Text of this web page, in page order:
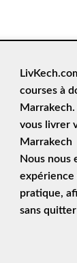
courses à
vous livrer
Marrakech
Nous nous
expérience
pratique,
sans